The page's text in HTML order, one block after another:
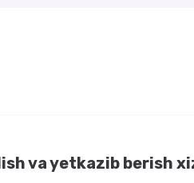
va yetkazib berish